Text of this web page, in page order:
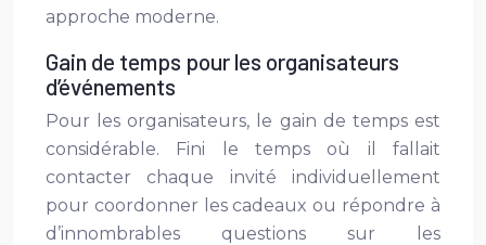
approche moderne.
Gain de temps pour les organisateurs
d’événements
Pour les organisateurs, le gain de temps est
considérable. Fini le temps où il fallait
contacter chaque invité individuellement
pour coordonner les cadeaux ou répondre à
d’innombrables questions sur les